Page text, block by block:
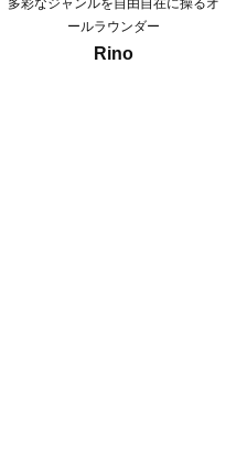
多彩なジャンルを自由自在に操るオ
ールラウンダー
Rino